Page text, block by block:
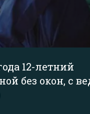
12-летний
без окон, с